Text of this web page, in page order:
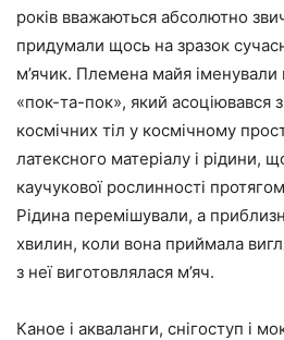
років вважаються абсолютно
придумали щось на зразок
м’ячик. Племена майя іменували
«пок-та-пок», який асоціювався
космічних тіл у космічному
латексного матеріалу і рідини,
каучукової рослинності
Рідина перемішували, а
хвилин, коли вона приймала
з неї виготовлялася м’яч.
Каное і акваланги, снігоступ і